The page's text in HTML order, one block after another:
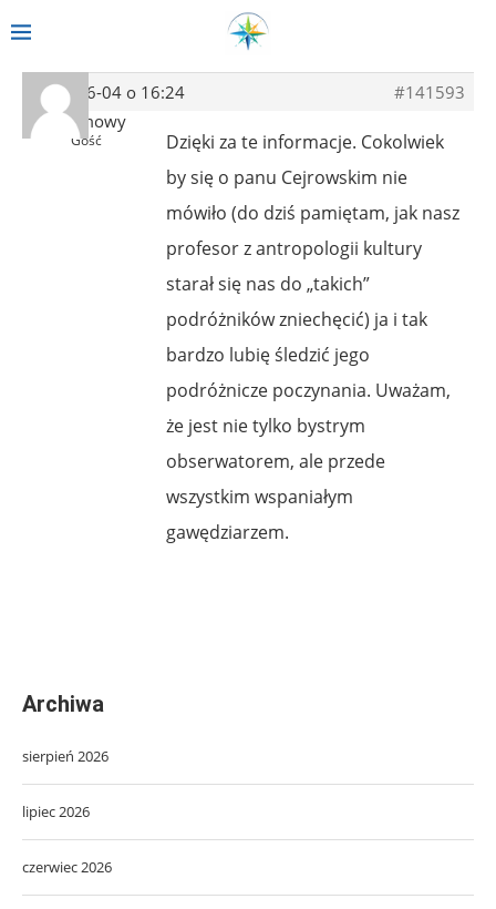
2014-06-04 o 16:24
#141593
Anonimowy
Gość
Dzięki za te informacje. Cokolwiek
by się o panu Cejrowskim nie
mówiło (do dziś pamiętam, jak nasz
profesor z antropologii kultury
starał się nas do „takich”
podróżników zniechęcić) ja i tak
bardzo lubię śledzić jego
podróżnicze poczynania. Uważam,
że jest nie tylko bystrym
obserwatorem, ale przede
wszystkim wspaniałym
gawędziarzem.
Archiwa
sierpień 2026
lipiec 2026
czerwiec 2026